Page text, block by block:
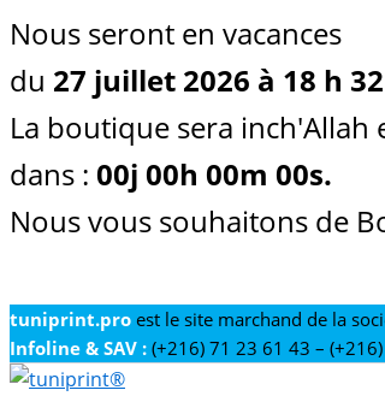
Nous seront en vacances
du 27 juillet 2026 à 18 h
La boutique sera inch'Allah
dans : 00j 00h 00m 00s.
Nous vous souhaitons de
Aller
au
contenu
tuniprint.pro est le site marchand de la
Infoline & SAV : (+216) 71 23 61 43 –